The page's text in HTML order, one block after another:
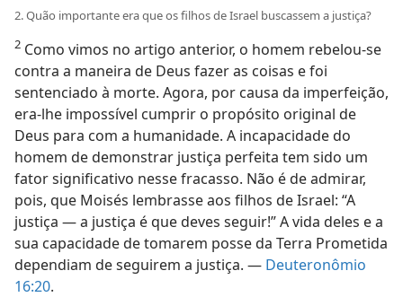
2. Quão importante era que os filhos de Israel buscassem a justiça?
2 Como vimos no artigo anterior, o homem rebelou-se
contra a maneira de Deus fazer as coisas e foi
sentenciado à morte. Agora, por causa da imperfeição,
era-lhe impossível cumprir o propósito original de
Deus para com a humanidade. A incapacidade do
homem de demonstrar justiça perfeita tem sido um
fator significativo nesse fracasso. Não é de admirar,
pois, que Moisés lembrasse aos filhos de Israel: “A
justiça — a justiça é que deves seguir!” A vida deles e a
sua capacidade de tomarem posse da Terra Prometida
dependiam de seguirem a justiça. — Deuteronômio
16:20.